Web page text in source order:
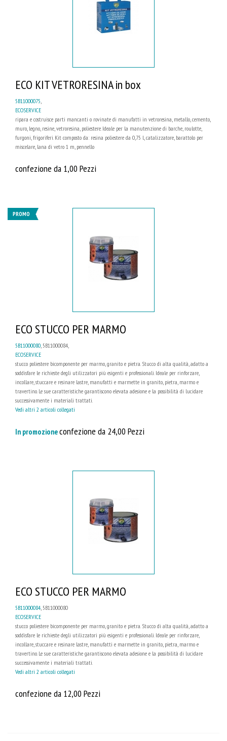
ECO KIT VETRORESINA in box
5B11000075,
ECOSERVICE
ripara e costruisce parti mancanti o rovinate di manufatti in vetroresina, metallo, cemento,
muro, legno, resine, vetroresina, poliestere. Ideale per la manutenzione di barche, roulotte,
furgoni, frigoriferi. Kit composto da: resina poliestere da 0,75 l, catalizzatore, barattolo per
miscelare, lana di vetro 1 m, pennello
confezione da 1,00 Pezzi
PROMO
ECO STUCCO PER MARMO
5B11000080 , 5B11000084,
ECOSERVICE
stucco poliestere bicomponente per marmo, granito e pietra. Stucco di alta qualità, adatto a
soddisfare le richieste degli utilizzatori più esigenti e professionali. Ideale per rinforzare,
incollare, stuccare e resinare lastre, manufatti e marmette in granito, pietra, marmo e
travertino. Le sue caratteristiche garantiscono elevata adesione e la possibilità di lucidare
successivamente i materiali trattati.
Vedi altri 2 articoli collegati
In promozioneconfezione da 24,00 Pezzi
ECO STUCCO PER MARMO
5B11000084, 5B11000080
ECOSERVICE
stucco poliestere bicomponente per marmo, granito e pietra. Stucco di alta qualità, adatto a
soddisfare le richieste degli utilizzatori più esigenti e professionali. Ideale per rinforzare,
incollare, stuccare e resinare lastre, manufatti e marmette in granito, pietra, marmo e
travertino. Le sue caratteristiche garantiscono elevata adesione e la possibilità di lucidare
successivamente i materiali trattati.
Vedi altri 2 articoli collegati
confezione da 12,00 Pezzi